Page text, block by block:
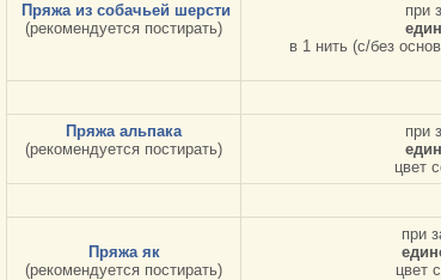
Пряжа из собачьей шерсти
(рекомендуется постирать)
при
в 1 нить (c/без
Пряжа альпака
(рекомендуется постирать)
при
цвет
Пряжа як
(рекомендуется постирать)
при
цвет